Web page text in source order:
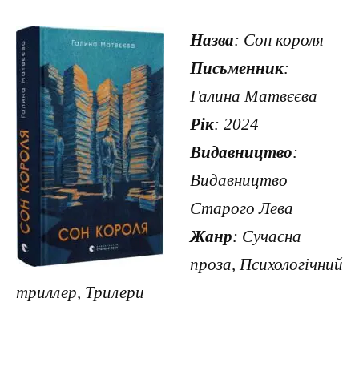
Назва: Сон короля
Письменник:
Галина Матвєєва
Рік: 2024
Видавництво:
Видавництво
Старого Лева
Жанр: Сучасна
проза, Психологічний
триллер, Трилери